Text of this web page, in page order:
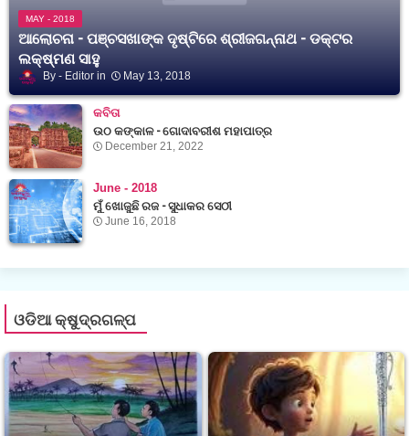
MAY - 2018
ଆଲୋଚନା - ପଞ୍ଚସଖାଙ୍କ ଦୃଷ୍ଟିରେ ଶ୍ରୀଜଗନ୍ନାଥ - ଡକ୍ଟର
ଲକ୍ଷ୍ମଣ ସାହୁ
Editor May 13, 2018
କବିତା
ଉଠ କଙ୍କାଳ - ଗୋଦାବରୀଶ ମହାପାତ୍ର
December 21, 2022
June - 2018
ମୁଁ ଖୋଜୁଛି ରଜ - ସୁଧାକର ସେଠୀ
June 16, 2018
ଓଡିଆ କ୍ଷୁଦ୍ରଗଳ୍ପ